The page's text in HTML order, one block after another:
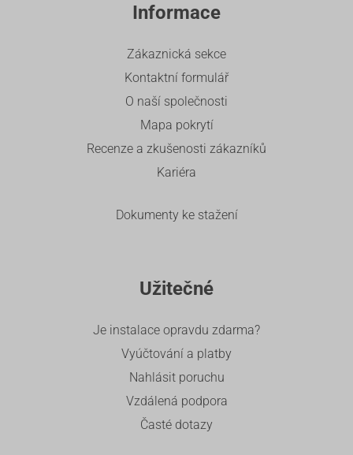
Informace
Zákaznická sekce
Kontaktní formulář
O naší společnosti
Mapa pokrytí
Recenze a zkušenosti zákazníků
Kariéra
Dokumenty ke stažení
Užitečné
Je instalace opravdu zdarma?
Vyúčtování a platby
Nahlásit poruchu
Vzdálená podpora
Časté dotazy